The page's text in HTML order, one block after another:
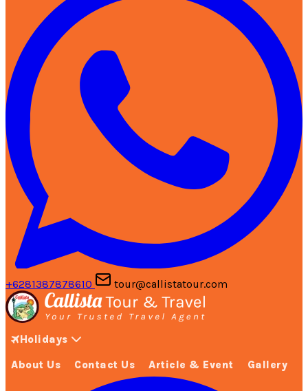
+6281387878610 tour@callistatour.com
Holidays
About Us Contact Us Article & Event Gallery